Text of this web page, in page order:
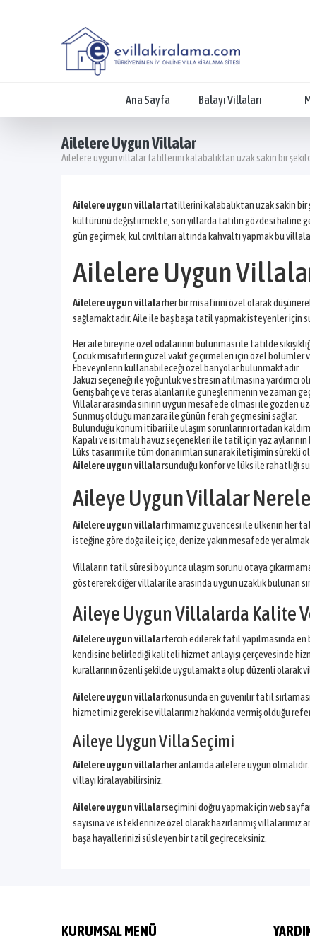
Ana Sayfa Balayı Villaları
Ailelere Uygun Villalar
Ailelere uygun villalar tatillerini kalabalıktan uzak sakin bir
Ailelere uygun villalartatillerini kalabalıktan uzak sakin
kültürünü değiştirmekte, son yıllarda tatilin gözdesi haline
gün geçirmek, kul cıvıltıları altında kahvaltı yapmak bu
Ailelere Uygun
Ailelere uygun villalarher bir misafirini özel olarak
sağlamaktadır. Aile ile baş başa tatil yapmak isteyenler için
Her aile bireyine özel odalarının bulunması ile tatilde
Çocuk misafirlerin güzel vakit geçirmeleri için özel bölümler
Ebeveynlerin kullanabileceği özel banyolar bulunmaktadır.
Jakuzi seçeneği ile yoğunluk ve stresin atılmasına yardımcı
Geniş bahçe ve teras alanları ile güneşlenmenin ve zaman
Villalar arasında sınırın uygun mesafede olması ile gözden
Sunmuş olduğu manzara ile günün ferah geçmesini sağlar.
Bulunduğu konum itibari ile ulaşım sorunlarını ortadan
Kapalı ve ısıtmalı havuz seçenekleri ile tatil için yaz
Lüks tasarımı ile tüm donanımları sunarak iletişimin sürekli
Ailelere uygun villalarsunduğu konfor ve lüks ile rahatlığı
Aileye Uygun Villalar
Ailelere uygun villalarfirmamız güvencesi ile ülkenin her
isteğine göre doğa ile iç içe, denize yakın mesafede yer
Villaların tatil süresi boyunca ulaşım sorunu otaya
göstererek diğer villalar ile arasında uygun uzaklık bulunan
Aileye Uygun Villalarda Kalite
Ailelere uygun villalartercih edilerek tatil yapılmasında
kendisine belirlediği kaliteli hizmet anlayışı çerçevesinde
kurallarının özenli şekilde uygulamakta olup düzenli olarak
Ailelere uygun villalarkonusunda en güvenilir tatil
hizmetimiz gerek ise villalarımız hakkında vermiş olduğu
Aileye Uygun Villa Seçimi
Ailelere uygun villalarher anlamda ailelere uygun
villayı kiralayabilirsiniz.
Ailelere uygun villalarseçimini doğru yapmak için web
sayısına ve isteklerinize özel olarak hazırlanmış
başa hayallerinizi süsleyen bir tatil geçireceksiniz.
KURUMSAL MENÜ